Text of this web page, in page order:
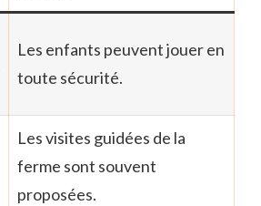
Les enfants peuvent jouer en
toute sécurité.
Les visites guidées de la
ferme sont souvent
proposées.